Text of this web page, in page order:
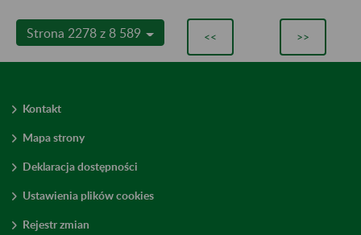
Strona 2278 z 8 589 << >>
Kontakt
Mapa strony
Deklaracja dostępności
Ustawienia plików cookies
Rejestr zmian